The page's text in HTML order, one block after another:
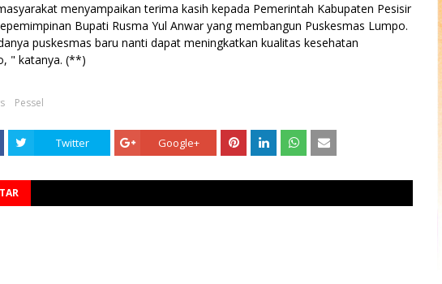
menyampaikan terima kasih kepada Pemerintah Kabupaten Pesisir
Bupati Rusma Yul Anwar yang membangun Puskesmas Lumpo.
puskesmas baru nanti dapat meningkatkan kualitas kesehatan
" katanya. (**)
Pessel
Twitter Google+